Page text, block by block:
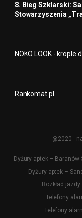
8. Bieg Szklarski:
Stowarzyszenia
NOKO LOOK - krople
Rankomat.pl
@2020 -
Dyżury aptek – Baranów
Dyżury aptek –
Rozkład
Telefony
Telefony